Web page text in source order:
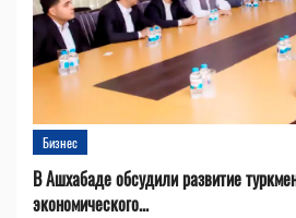
Бизнес
В Ашхабаде обсудили развитие
экономического...